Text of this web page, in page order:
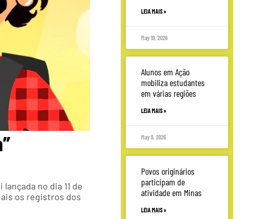
no dia 11 de
os registros dos
LEIA MAIS »
May 19, 2026
Alunos em Ação
mobiliza estudantes
em várias regiões
LEIA MAIS »
May 8, 2026
Povos originários
participam de
atividade em Minas
LEIA MAIS »